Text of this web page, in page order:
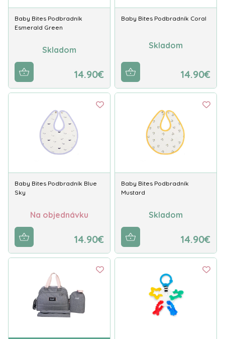
Baby Bites Podbradník
Esmerald Green
Skladom
14.90€
Baby Bites Podbradník Coral
Skladom
14.90€
Baby Bites Podbradník Blue
Sky
Na objednávku
14.90€
Baby Bites Podbradník
Mustard
Skladom
14.90€